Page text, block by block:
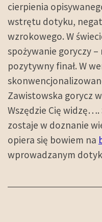
cierpienia
wstrętu dotyku,
wzrokowego. W
spożywanie goryczy –
pozytywny finał. W
Zawistowska gorycz
Wszędzie Cię
zostaje w doznanie
opiera się bowiem na
wprowadzanym